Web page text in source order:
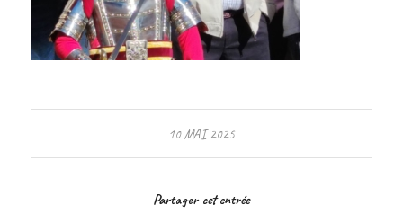
10 MAI 2025
Partager cet entrée